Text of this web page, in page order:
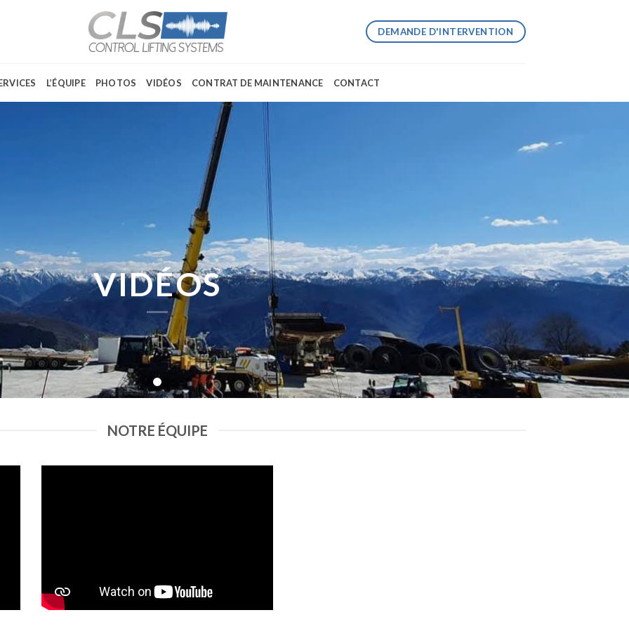
DEMANDE D'INTERVENTION
L’ÉQUIPE PHOTOS VIDÉOS CONTRAT DE MAINTENANCE CONTACT
VIDÉOS
NOTRE ÉQUIPE